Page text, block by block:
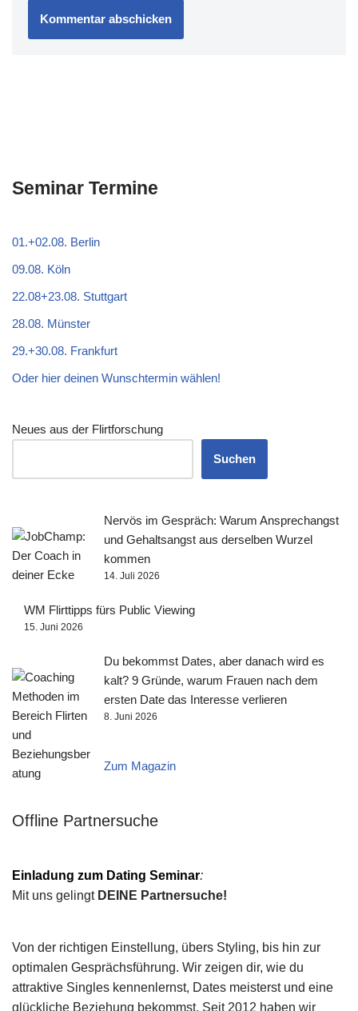
Seminar Termine
01.+02.08. Berlin
09.08. Köln
22.08+23.08. Stuttgart
28.08. Münster
29.+30.08. Frankfurt
Oder hier deinen Wunschtermin wählen!
Neues aus der Flirtforschung
Suchen
Nervös im Gespräch: Warum Ansprechangst
und Gehaltsangst aus derselben Wurzel
kommen
14. Juli 2026
WM Flirttipps fürs Public Viewing
15. Juni 2026
Du bekommst Dates, aber danach wird es
kalt? 9 Gründe, warum Frauen nach dem
ersten Date das Interesse verlieren
8. Juni 2026
Zum Magazin
Offline Partnersuche
Einladung zum Dating Seminar:
Mit uns gelingt DEINE Partnersuche!
Von der richtigen Einstellung, übers Styling, bis hin zur
optimalen Gesprächsführung. Wir zeigen dir, wie du
attraktive Singles kennenlernst, Dates meisterst und eine
glückliche Beziehung bekommst. Seit 2012 haben wir